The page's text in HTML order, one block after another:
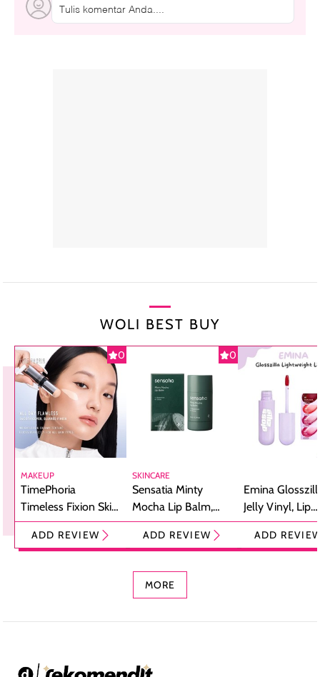
Tulis komentar Anda....
WOLI BEST BUY
0
MAKEUP
TimePhoria
Timeless Fixion Skin
Tint Stick,
Foundation dan
ADD REVIEW
0
SKINCARE
Sensatia Minty
Mocha Lip Balm,
Pelembap Bibir
dengan Aroma
ADD REVIEW
Emina
Jelly Vinyl, Lip
Cream Glossy
Ringan
ADD
MORE